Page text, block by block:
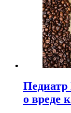
Педиатр
о вреде